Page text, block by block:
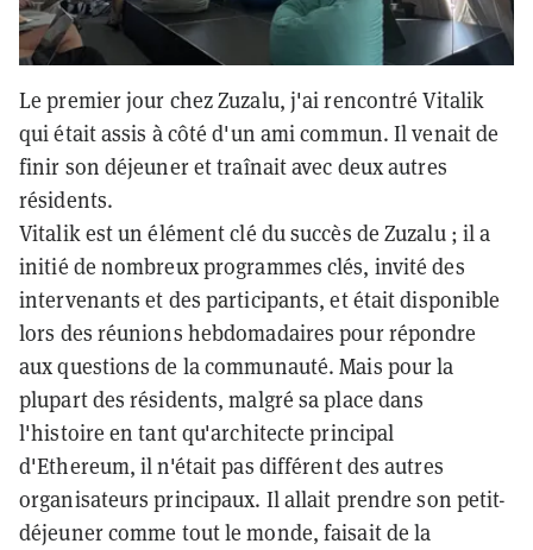
Le premier jour chez Zuzalu, j'ai rencontré Vitalik
qui était assis à côté d'un ami commun. Il venait de
finir son déjeuner et traînait avec deux autres
résidents.
Vitalik est un élément clé du succès de Zuzalu ; il a
initié de nombreux programmes clés, invité des
intervenants et des participants, et était disponible
lors des réunions hebdomadaires pour répondre
aux questions de la communauté. Mais pour la
plupart des résidents, malgré sa place dans
l'histoire en tant qu'architecte principal
d'Ethereum, il n'était pas différent des autres
organisateurs principaux. Il allait prendre son petit-
déjeuner comme tout le monde, faisait de la